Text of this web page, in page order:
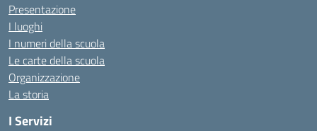
Presentazione
I luoghi
I numeri della scuola
Le carte della scuola
Organizzazione
La storia
I Servizi